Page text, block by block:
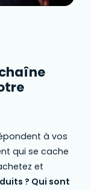
à vos
qui se cache
et
? Qui sont